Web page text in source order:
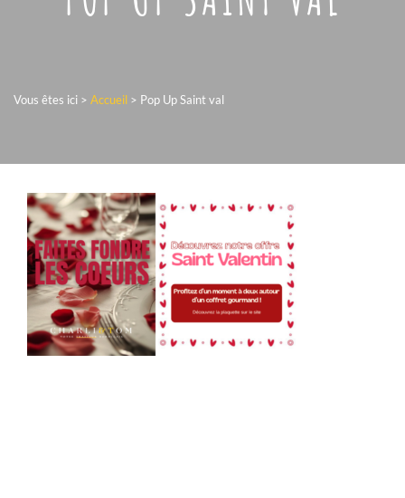
Vous êtes ici > Accueil > Pop Up Saint val